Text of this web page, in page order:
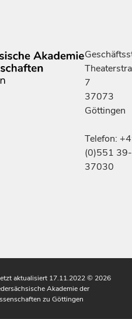
7
37073
Göttingen
Telefon:
(0)551 39-
37030
aktualisiert 17.11.2022© 2026
Akademie der
zu Göttingen